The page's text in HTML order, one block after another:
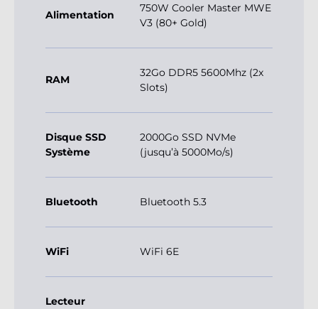
Alimentation
750W Cooler Master MWE
V3 (80+ Gold)
RAM
32Go DDR5 5600Mhz (2x
Slots)
Disque SSD
Système
2000Go SSD NVMe
(jusqu’à 5000Mo/s)
Bluetooth Bluetooth 5.3
WiFi WiFi 6E
Lecteur